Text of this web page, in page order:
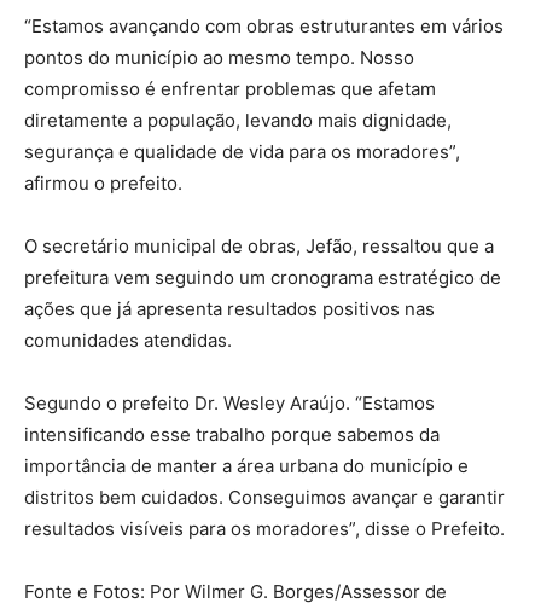
“Estamos avançando com obras estruturantes em vários
pontos do município ao mesmo tempo. Nosso
compromisso é enfrentar problemas que afetam
diretamente a população, levando mais dignidade,
segurança e qualidade de vida para os moradores”,
afirmou o prefeito.
O secretário municipal de obras, Jefão, ressaltou que a
prefeitura vem seguindo um cronograma estratégico de
ações que já apresenta resultados positivos nas
comunidades atendidas.
Segundo o prefeito Dr. Wesley Araújo. “Estamos
intensificando esse trabalho porque sabemos da
importância de manter a área urbana do município e
distritos bem cuidados. Conseguimos avançar e garantir
resultados visíveis para os moradores”, disse o Prefeito.
Fonte e Fotos: Por Wilmer G. Borges/Assessor de